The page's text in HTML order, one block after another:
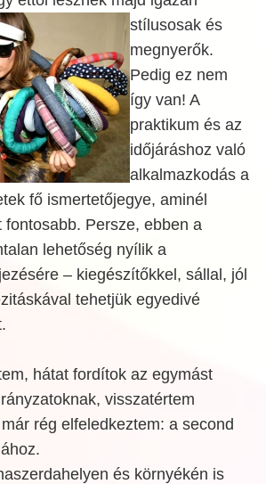
stílusosak és
megnyerők.
Pedig ez nem
így van! A
praktikum és az
időjáráshoz való
alkalmazkodás a
fő ismertetőjegye, aminél
fontosabb. Persze, ebben a
lehetőség nyílik a
– kiegészítőkkel, sállal, jól
tehetjük egyedivé
hátat fordítok az egymást
visszatértem
rég elfeledkeztem: a second
és környékén is